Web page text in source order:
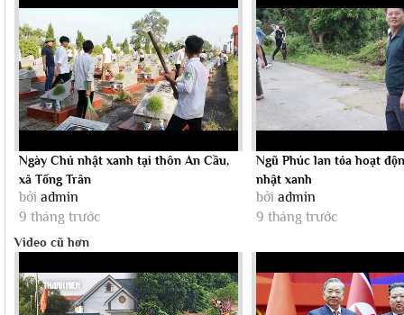
Ngày Chủ nhật xanh tại thôn An Cầu,
xã Tống Trân
bởi admin
9 tháng trước
Ngũ Phúc lan tỏa hoạt
nhật xanh
bởi admin
9 tháng trước
Video cũ hơn